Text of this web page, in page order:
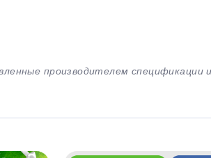
производителем